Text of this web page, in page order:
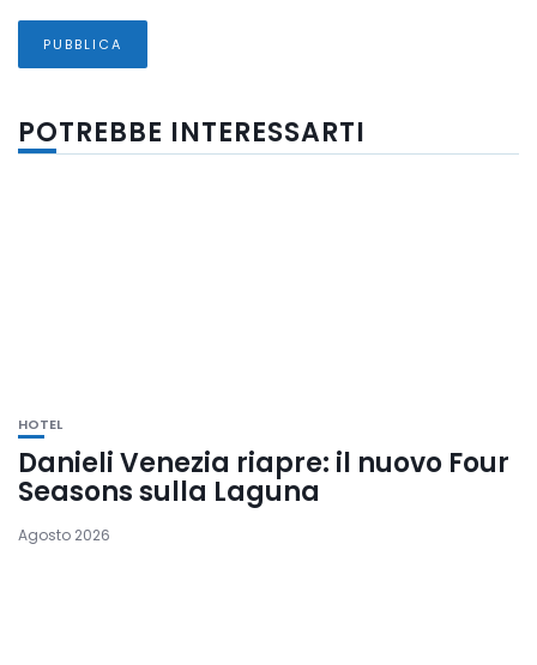
POTREBBE INTERESSARTI
HOTEL
Danieli Venezia riapre: il nuovo Four
Seasons sulla Laguna
Agosto 2026